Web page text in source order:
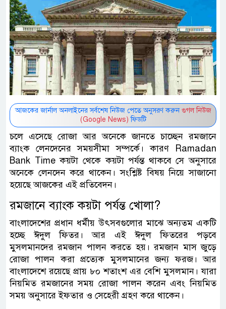
আজকের জার্নাল অনলাইনের সর্বশেষ নিউজ পেতে অনুসরণ করুন গুগল নিউজ
(Google News) ফিডটি
চলে এসেছে রোজা আর অনেকে জানতে চাচ্ছেন রমজানে
ব্যাংক লেনদেনের সময়সীমা সম্পর্কে। কারণ Ramadan
Bank Time কয়টা থেকে কয়টা পর্যন্ত থাকবে সে অনুসারে
অনেকে লেনদেন করে থাকেন। সংশ্লিষ্ট বিষয় নিয়ে সাজানো
হয়েছে আজকের এই প্রতিবেদন।
রমজানে ব্যাংক কয়টা পর্যন্ত খোলা?
বাংলাদেশের প্রধান ধর্মীয় উৎসবগুলোর মাঝে অন্যতম একটি
হচ্ছে ঈদুল ফিতর। আর এই ঈদুল ফিতরের পড়বে
মুসলমানদের রমজান পালন করতে হয়। রমজান মাস জুড়ে
রোজা পালন করা প্রত্যেক মুসলমানের জন্য ফরজ। আর
বাংলাদেশে রয়েছে প্রায় ৮০ শতাংশ এর বেশি মুসলমান। যারা
নিয়মিত রমজানের সময় রোজা পালন করেন এবং নিয়মিত
সময় অনুসারে ইফতার ও সেহেরী গ্রহণ করে থাকেন।